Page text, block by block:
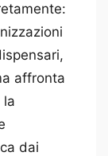
affronta
la
dai